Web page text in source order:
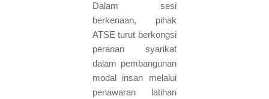
Dalam sesi
berkenaan, pihak
ATSE turut berkongsi
peranan syarikat
dalam pembangunan
modal insan melalui
penawaran latihan